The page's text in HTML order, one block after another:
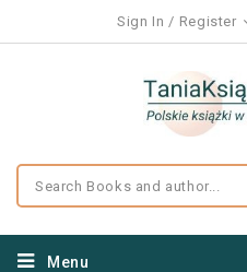
Sign In Register
Menu